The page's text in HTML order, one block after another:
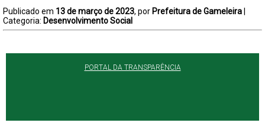
Publicado em 13 de março de 2023, por Prefeitura de Gameleira
Categoria: Desenvolvimento Social
PORTAL DA TRANSPARÊNCIA